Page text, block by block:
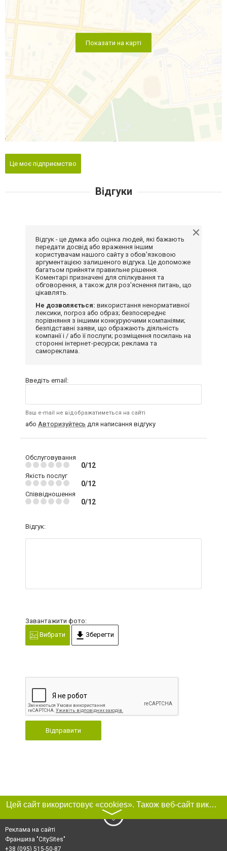
Показати на карті
Це моє підприємство
Відгуки
Відгук - це думка або оцінка людей, які бажають
передати досвід або враження іншим
користувачам нашого сайту з обов'язковою
аргументацією залишеного відгука. Це допоможе
багатьом прийняти правильне рішення.
Коментарі призначені для спілкування та
обговорення, а також для роз'яснення питань, що
цікавлять.
Не дозволяється: використання ненормативної
лексики, погроз або образ; безпосереднє
порівняння з іншими конкуруючими компаніями;
безпідставні заяви, що ображають діяльність
компанії і / або її послуги; розміщення посилань на
сторонні інтернет-ресурси; реклама та
самореклама.
Введіть email:
Ваш e-mail не відображатиметься на сайті
або Авторизуйтесь для написання відгуку
Обслуговування
0/12
Якість послуг
0/12
Співвідношення
0/12
Відгук:
Завантажити фото:
Вибрати
Зберегти
Відправити
Цей сайт використовує «cookies». Також веб-сайт використовує інтернет-сервіс для збору технічних даних стосовно відвідувачів з метою отримання маркетингової та статистичної інформації. Умови обробки даних відвідувачів сайту див.
〉
Реклама на сайті
Франшиза "CitySites"
+38 (095) 515-50-87